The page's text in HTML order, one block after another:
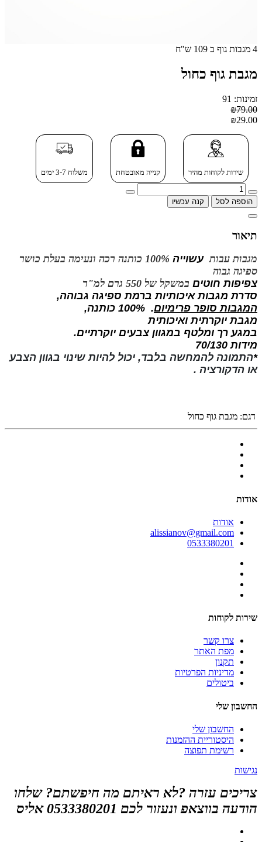
4 מגבות גוף ב 109 ש"ח
מגבת גוף כחול
זמינות: 91
₪79.00
₪29.00
שירות לקוחות מהיר קנייה מאובטחת משלוח 3-7 ימים
הוספה לסל קנה עכשיו
תיאור
מגבות עבותעשוייה
100% כותנה רכה ונעימה בעלת כושר
ספיגה גבוה
צפיפות חוטים במשקל של 550 גרם למ"ר
סדרת מגבות איכותיות ברמת ספיגה גבוהה,
המגבות סופר פרימיום. 100% כותנה,
מגבת יוקרתית ואיכותית
במגע רך ומלטף במגוון צבעים יוקרתיים.
מידות 70/130
*התמונה להמחשה בלבד, יכול להיות שינוי בגוון הצבע
או הדקורציה .
דגם: מגבת גוף כחול
אודות
אודות
alissianov@gmail.com
0533380201
שירות לקוחות
צרו קשר
מפת האתר
תקנון
מדיניות הפרטיות
ביטולים
החשבון שלי
החשבון שלי
היסטוריית ההזמנות
רשימת תפוצה
נגישות
צריכים עזרה ?לא ראיתם מה חיפשתם? שלחו
הודעה בווצאפ ונעזור לכם 0533380201 אליס